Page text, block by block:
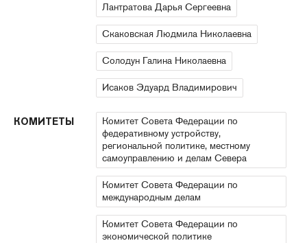
Лантратова Дарья Сергеевна
Скаковская Людмила Николаевна
Солодун Галина Николаевна
Исаков Эдуард Владимирович
КОМИТЕТЫ
Комитет Совета Федерации по
федеративному устройству,
региональной политике, местному
самоуправлению и делам Севера
Комитет Совета Федерации по
международным делам
Комитет Совета Федерации по
экономической политике